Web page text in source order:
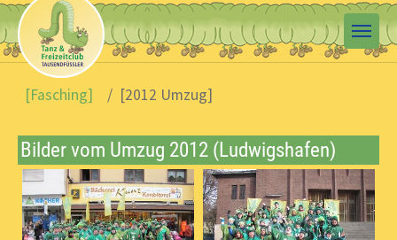
Skip to main content
You are here:
[Fasching]
[2012 Umzug]
Bilder vom Umzug 2012 (Ludwigshafen)